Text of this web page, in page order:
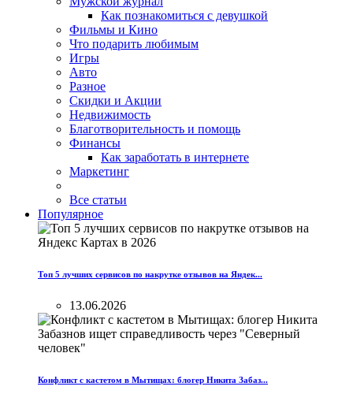
Как познакомиться с девушкой
Фильмы и Кино
Что подарить любимым
Игры
Авто
Разное
Скидки и Акции
Недвижимость
Благотворительность и помощь
Финансы
Как заработать в интернете
Маркетинг
Все статьи
Популярное
Топ 5 лучших сервисов по накрутке отзывов на Яндек...
13.06.2026
Конфликт с кастетом в Мытищах: блогер Никита Забаз...